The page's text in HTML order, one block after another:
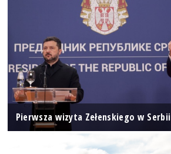
Pierwsza wizyta Zełenskiego w Serbii